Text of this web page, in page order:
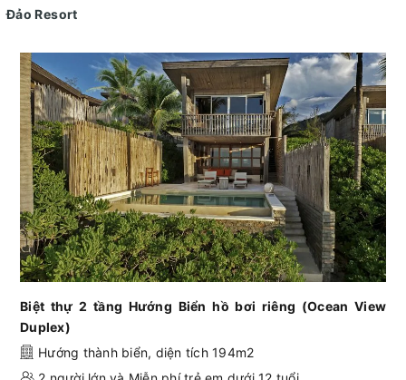
Đảo Resort
Biệt thự 2 tầng Hướng Biển hồ bơi riêng (Ocean View
Duplex)
Hướng thành biển, diện tích 194m2